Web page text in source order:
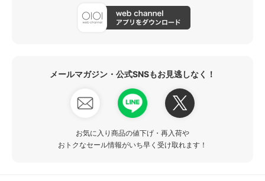
メールマガジン・公式SNSもお見逃しなく！
お気に入り商品の値下げ・再入荷や
おトクなセール情報がいち早く受け取れます！